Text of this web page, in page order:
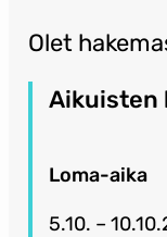
Olet
Aikuisten
Loma-aika
5.10. –